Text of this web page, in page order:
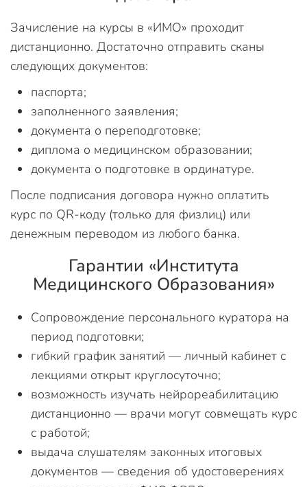
Зачисление на курсы в «ИМО» проходит
дистанционно. Достаточно отправить сканы
следующих документов:
паспорта;
заполненного заявления;
документа о переподготовке;
диплома о медицинском образовании;
документа о подготовке в ординатуре.
После подписания договора нужно оплатить
курс по QR-коду (только для физлиц) или
денежным переводом из любого банка.
Гарантии «Института
Медицинского Образования»
Сопровождение персонального куратора на
период подготовки;
гибкий график занятий — личный кабинет с
лекциями открыт круглосуточно;
возможность изучать нейрореабилитацию
дистанционно — врачи могут совмещать курс
с работой;
выдача слушателям законных итоговых
документов — сведения об удостоверениях